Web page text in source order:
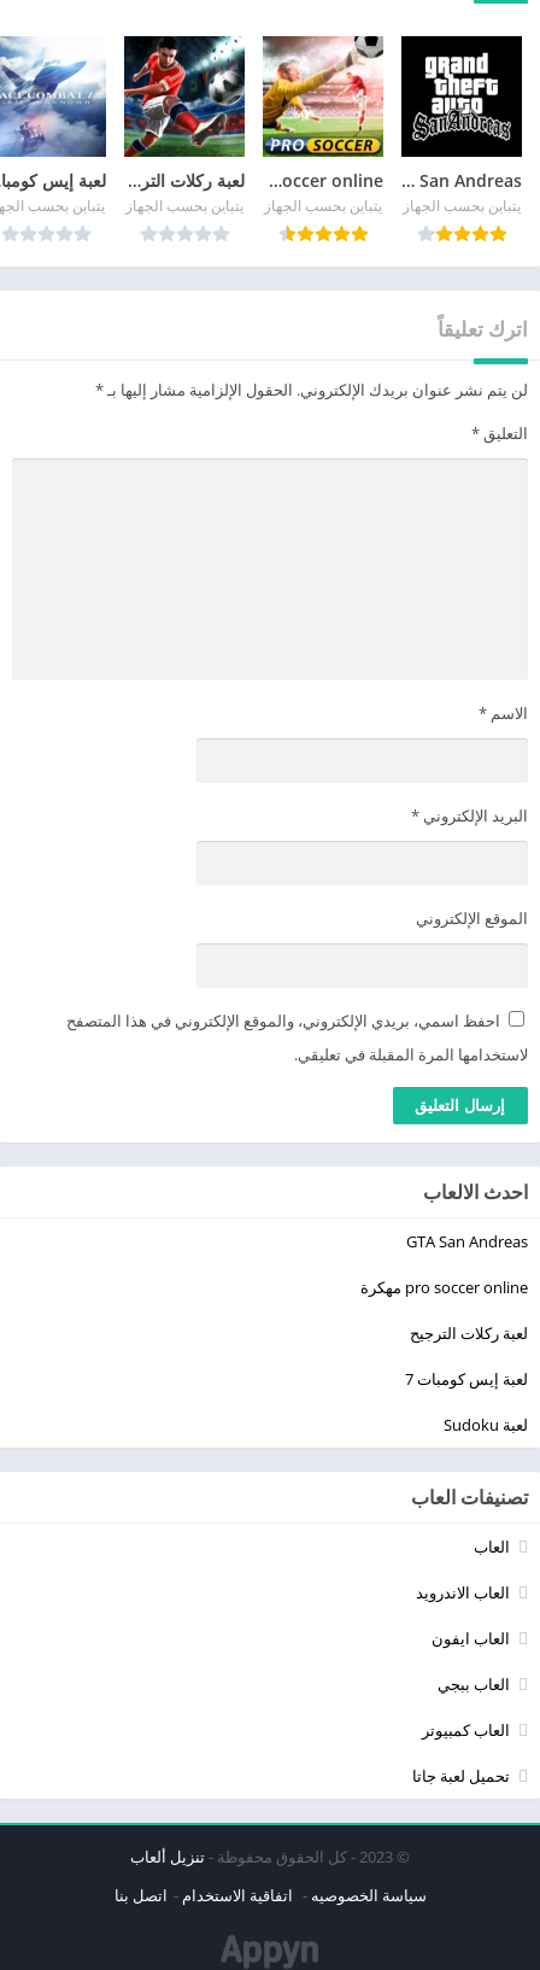
GTA San Andreas
يتباين بحسب الجهاز
pro soccer online مهكرة
يتباين بحسب الجهاز
لعبة ركلات الترجيح
يتباين بحسب الجهاز يتباين بحسب
اترك تعليقاً
لن يتم نشر عنوان بريدك الإلكتروني. الحقول الإلزامية مشار إليها بـ*
التعليق *
الاسم *
البريد الإلكتروني *
الموقع الإلكتروني
احفظ اسمي، بريدي الإلكتروني، والموقع الإلكتروني في هذا المتصفح
لاستخدامها المرة المقبلة في تعليقي.
احدث الالعاب
GTA San Andreas
pro soccer online مهكرة
لعبة ركلات الترجيح
لعبة إيس كومبات 7
لعبة Sudoku
تصنيفات العاب
العاب
العاب الاندرويد
العاب ايفون
العاب ببجي
العاب كمبيوتر
تحميل لعبة جاتا
© 2023 - كل الحقوق محفوظة -
تنزيل ألعاب
سياسة الخصوصيه
اتفاقية الاستخدام اتصل بنا